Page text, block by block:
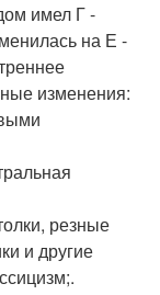
имел Г -
на Е -
изменения:
резные
и другие